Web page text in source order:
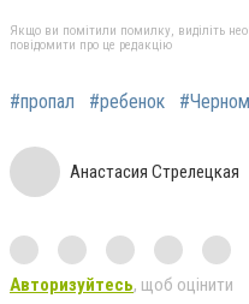
Якщо ви помітили помилку, виділіть
повідомити про це редакцію
#пропал #ребенок
Анастасия Стрелецкая
Авторизуйтесь, щоб оцінити